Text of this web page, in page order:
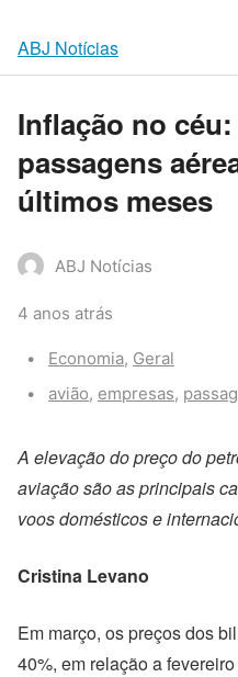
ABJ Notícias
Inflação no
passagens
últimos meses
ABJ Notícias
4 anos atrás
Categories:
Economia, Geral
Tags:
avião, empresas,
A elevação do preço do
aviação são as principais
voos domésticos e
Cristina Levano
Em março, os preços dos
40%, em relação a